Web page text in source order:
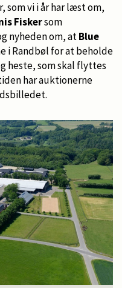
som vi i år har læst om,
Fiskersom
nyheden om, atBlue
i Randbøl for at beholde
heste, som skal flyttes
har auktionerne